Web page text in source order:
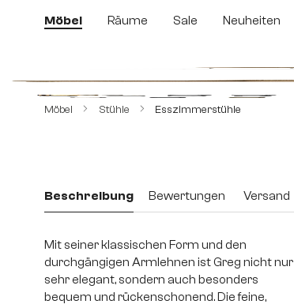
Hauptinhalt springen
Zur Suche springen
Zur Hauptnavigation springen
Möbel Räume Sale Neuheiten
Möbel Stühle Esszimmerstühle
Beschreibung Bewertungen Versand
Mit seiner klassischen Form und den
durchgängigen Armlehnen ist Greg nicht nur
sehr elegant, sondern auch besonders
bequem und rückenschonend. Die feine,